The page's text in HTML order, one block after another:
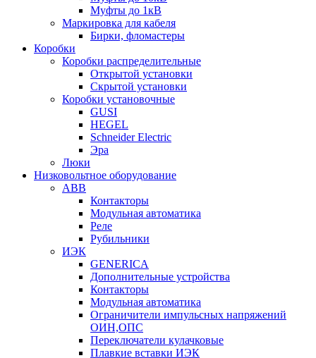
Муфты до 1кВ
Маркировка для кабеля
Бирки, фломастеры
Коробки
Коробки распределительные
Открытой установки
Скрытой установки
Коробки установочные
GUSI
HEGEL
Schneider Electric
Эра
Люки
Низковольтное оборудование
ABB
Контакторы
Модульная автоматика
Реле
Рубильники
ИЭК
GENERICA
Дополнительные устройства
Контакторы
Модульная автоматика
Ограничители импульсных напряжений
ОИН,ОПС
Переключатели кулачковые
Плавкие вставки ИЭК